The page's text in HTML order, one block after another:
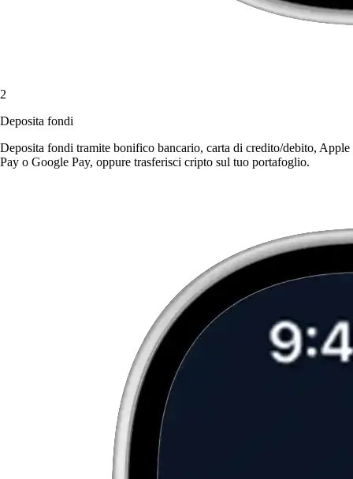
2
Deposita fondi
Deposita fondi tramite bonifico bancario, carta di credito/debito, Apple
Pay o Google Pay, oppure trasferisci cripto sul tuo portafoglio.